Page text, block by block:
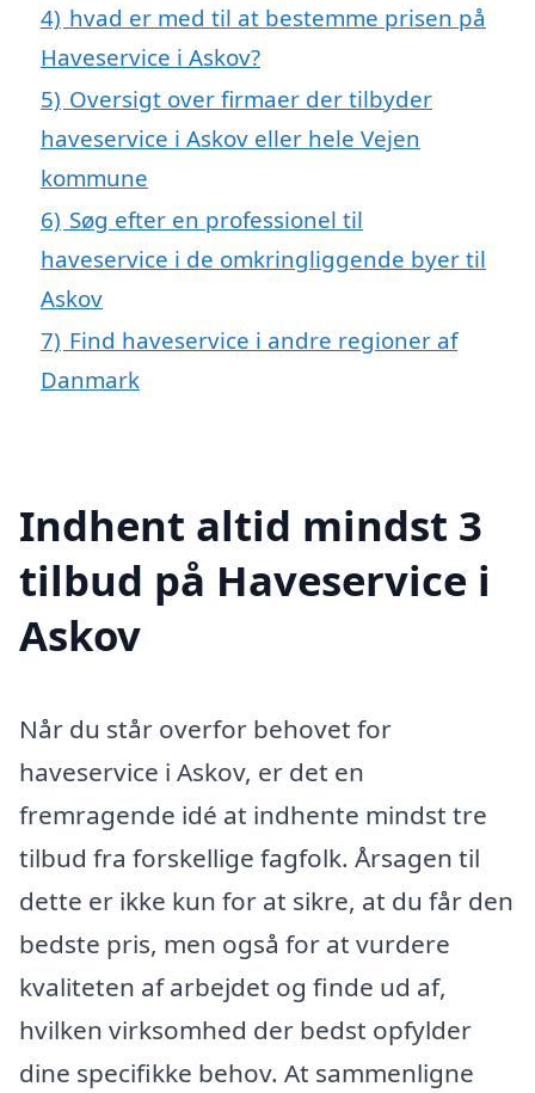
4) hvad er med til at bestemme prisen på
Haveservice i Askov?
5) Oversigt over firmaer der tilbyder
haveservice i Askov eller hele Vejen
kommune
6) Søg efter en professionel til
haveservice i de omkringliggende byer til
Askov
7) Find haveservice i andre regioner af
Danmark
Indhent altid mindst 3
tilbud på Haveservice i
Askov
Når du står overfor behovet for
haveservice i Askov, er det en
fremragende idé at indhente mindst tre
tilbud fra forskellige fagfolk. Årsagen til
dette er ikke kun for at sikre, at du får den
bedste pris, men også for at vurdere
kvaliteten af arbejdet og finde ud af,
hvilken virksomhed der bedst opfylder
dine specifikke behov. At sammenligne